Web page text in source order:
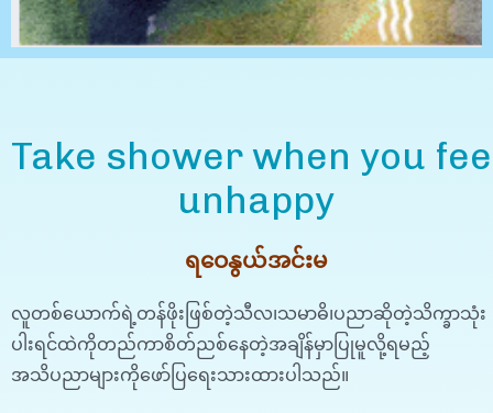
Take shower when you
unhappy
ရဝေနွယ်အင်းမ
လူတစ်ယောက်ရဲ့တန်ဖိုးဖြစ်တဲ့သီလ၊သမာဓိ၊ပညာဆိုတဲ့သိက္ခာသုံး
ပါးရင်ထဲကိုတည်ကာစိတ်ညစ်နေတဲ့အချိန်မှာပြုမူလို့ရမည့်
အသိပညာများကိုဖော်ပြရေးသားထားပါသည်။